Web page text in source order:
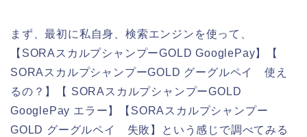
まず、最初に私自身、検索エンジンを使って、
【SORAスカルプシャンプーGOLD GooglePay】【
SORAスカルプシャンプーGOLD グーグルペイ 使え
るの？】【 SORAスカルプシャンプーGOLD
GooglePay エラー】【SORAスカルプシャンプー
GOLD グーグルペイ 失敗】という感じで調べてみる